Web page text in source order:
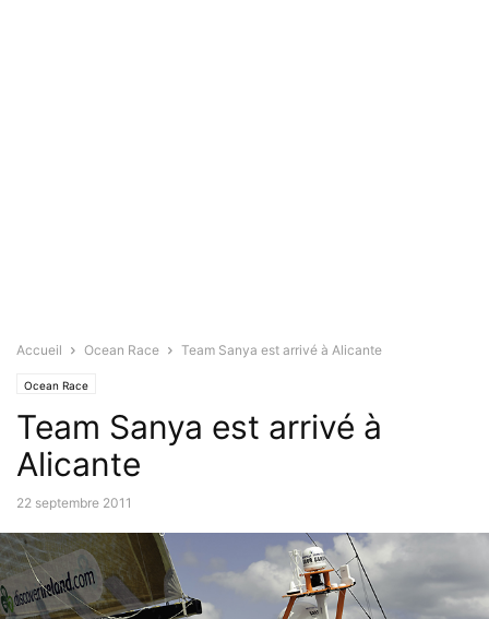
Accueil Ocean Race Team Sanya est arrivé à Alicante
Ocean Race
Team Sanya est arrivé à
Alicante
22 septembre 2011